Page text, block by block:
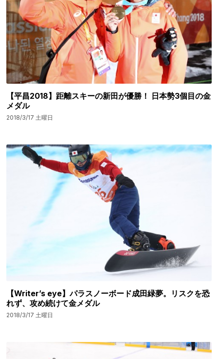
【平昌2018】距離スキーの新田が優勝！ 日本勢3個目の金
メダル
2018/3/17 土曜日
【Writer’s eye】パラスノーボード成田緑夢。リスクを恐
れず、攻め続けて金メダル
2018/3/17 土曜日